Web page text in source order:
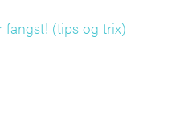
fangst! (tips og trix)